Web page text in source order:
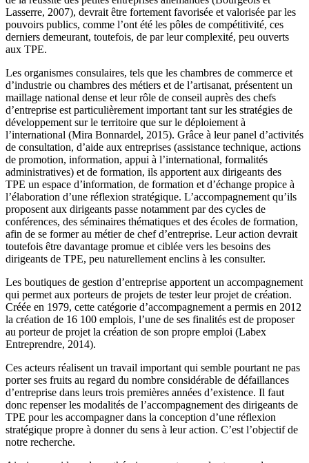
Lasserre, 2007), devrait être fortement favorisée et valorisée par les
pouvoirs publics, comme l’ont été les pôles de compétitivité, ces
derniers demeurant, toutefois, de par leur complexité, peu ouverts
aux TPE.
Les organismes consulaires, tels que les chambres de commerce et
d’industrie ou chambres des métiers et de l’artisanat, présentent un
maillage national dense et leur rôle de conseil auprès des chefs
d’entreprise est particulièrement important tant sur les stratégies de
développement sur le territoire que sur le déploiement à
l’international (Mira Bonnardel, 2015). Grâce à leur panel d’activités
de consultation, d’aide aux entreprises (assistance technique, actions
de promotion, information, appui à l’international, formalités
administratives) et de formation, ils apportent aux dirigeants des
TPE un espace d’information, de formation et d’échange propice à
l’élaboration d’une réflexion stratégique. L’accompagnement qu’ils
proposent aux dirigeants passe notamment par des cycles de
conférences, des séminaires thématiques et des écoles de formation,
afin de se former au métier de chef d’entreprise. Leur action devrait
toutefois être davantage promue et ciblée vers les besoins des
dirigeants de TPE, peu naturellement enclins à les consulter.
Les boutiques de gestion d’entreprise apportent un accompagnement
qui permet aux porteurs de projets de tester leur projet de création.
Créée en 1979, cette catégorie d’accompagnement a permis en 2012
la création de 16 100 emplois, l’une de ses finalités est de proposer
au porteur de projet la création de son propre emploi (Labex
Entreprendre, 2014).
Ces acteurs réalisent un travail important qui semble pourtant ne pas
porter ses fruits au regard du nombre considérable de défaillances
d’entreprise dans leurs trois premières années d’existence. Il faut
donc repenser les modalités de l’accompagnement des dirigeants de
TPE pour les accompagner dans la conception d’une réflexion
stratégique propre à donner du sens à leur action. C’est l’objectif de
notre recherche.